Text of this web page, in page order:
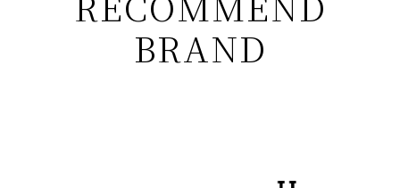
BRAND